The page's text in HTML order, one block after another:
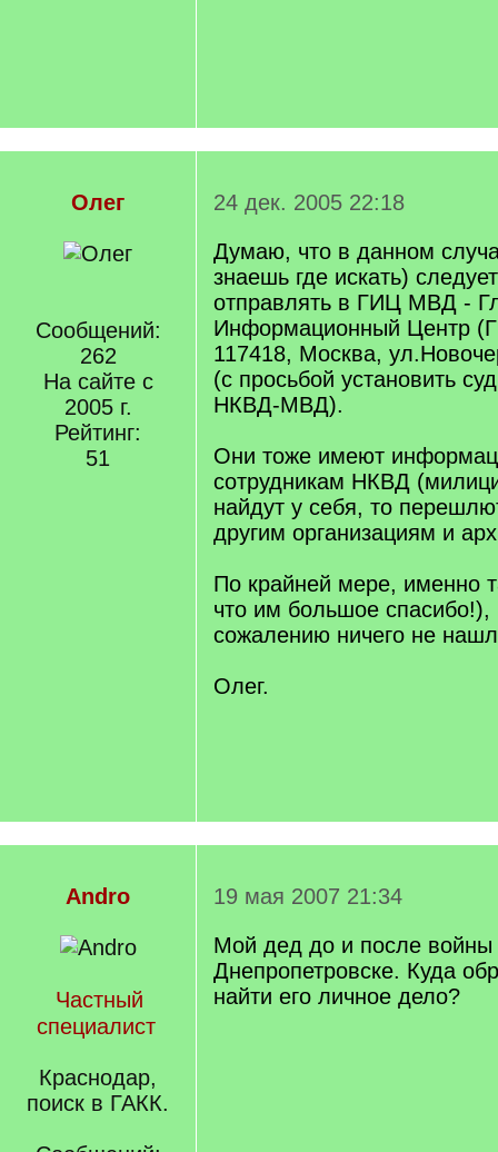
Олег
Сообщений:
262
На сайте с
2005 г.
Рейтинг:
51
24 дек. 2005 22:18
Думаю, что в данном
знаешь где искать)
отправлять в ГИЦ МВД -
Информационный Центр
117418, Москва,
(с просьбой установить
НКВД-МВД).
Они тоже имеют
сотрудникам НКВД
найдут у себя, то
другим организациям и
По крайней мере, именно
что им большое спасибо!),
сожалению ничего не
Олег.
Andro
Частный
специалист
Краснодар,
поиск в ГАКК.
19 мая 2007 21:34
Мой дед до и после
Днепропетровске. Куда
найти его личное дело?